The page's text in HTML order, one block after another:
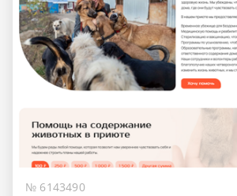
№ 6143490